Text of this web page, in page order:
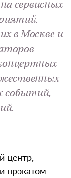
сервисных
в Москве и
событий,
центр,
прокатом